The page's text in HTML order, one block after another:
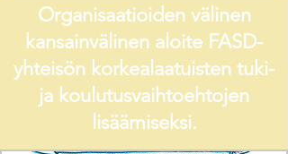
Organisaatioiden välinen
kansainvälinen aloite FASD-
yhteisön korkealaatuisten tuki-
ja koulutusvaihtoehtojen
lisäämiseksi.